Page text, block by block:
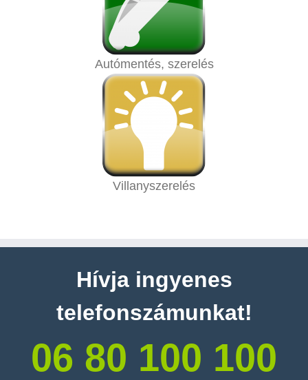
Autómentés, szerelés
Villanyszerelés
Hívja ingyenes
telefonszámunkat!
06 80 100 100